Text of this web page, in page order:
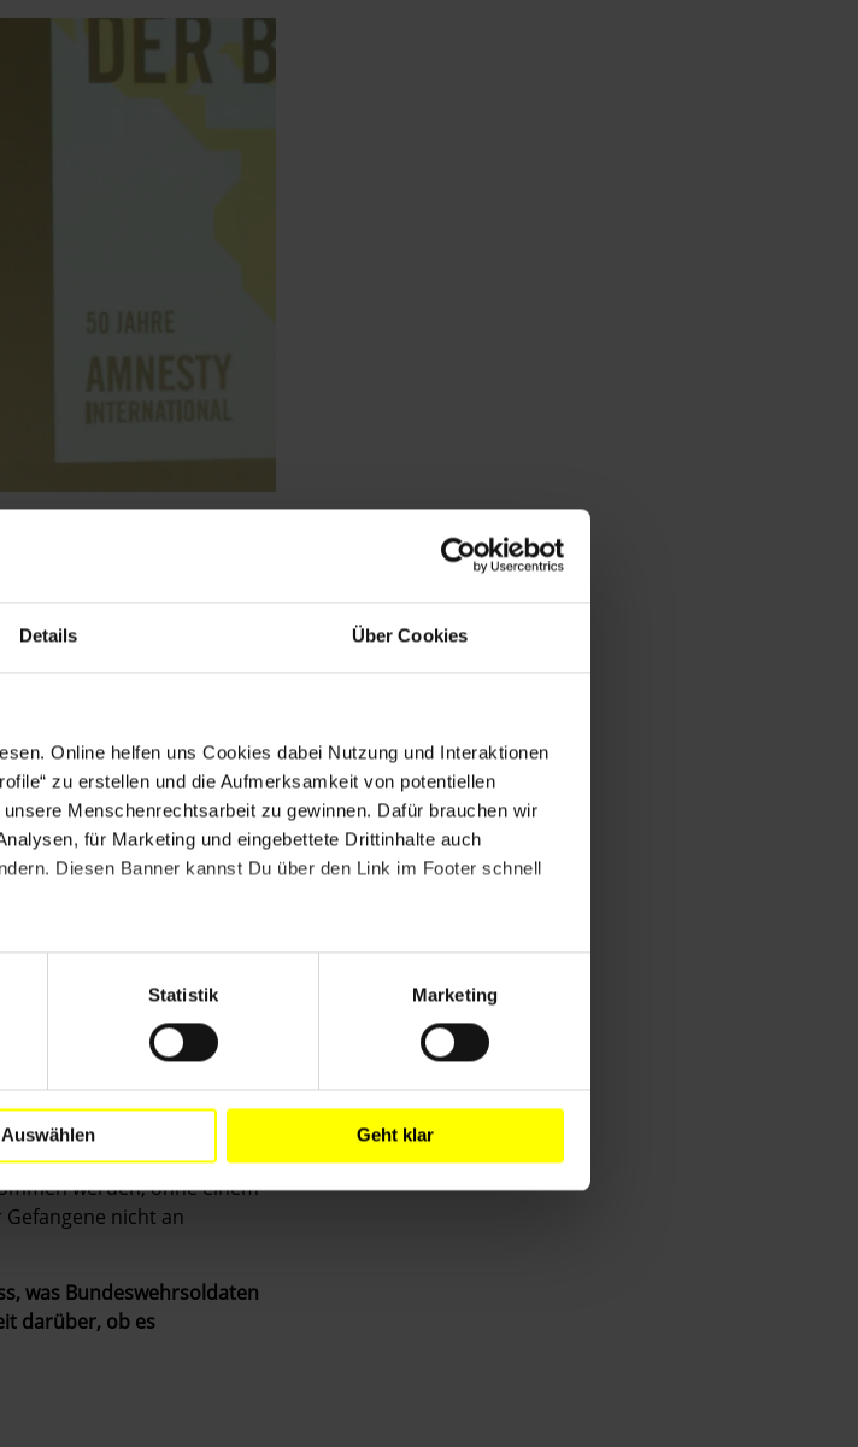
Details Über Cookies
Online helfen uns Cookies dabei Nutzung und Interaktionen
zu erstellen und die Aufmerksamkeit von potentiellen
Menschenrechtsarbeit zu gewinnen. Dafür brauchen wir
für Marketing und eingebettete Drittinhalte auch
Diesen Banner kannst Du über den Link im Footer schnell
Statistik Marketing
Auswählen Geht klar
Generalsekretär der
führte zunächst in das
zulasten der betroffenen
bestehende
oft am Rande der
zu einer
im Ausland an
Sie besitzen häufig einen
Einsatz der
stehen.
die den
zahlreiche Fragen
Personengruppen
werden, ohne einem
nicht an
was Bundeswehrsoldaten
darüber, ob es